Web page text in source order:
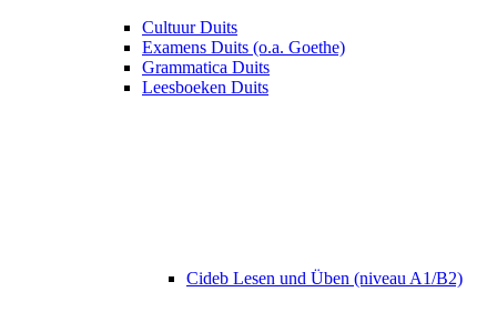
Cultuur Duits
Examens Duits (o.a. Goethe)
Grammatica Duits
Leesboeken Duits
Cideb Lesen und Üben (niveau A1/B2)